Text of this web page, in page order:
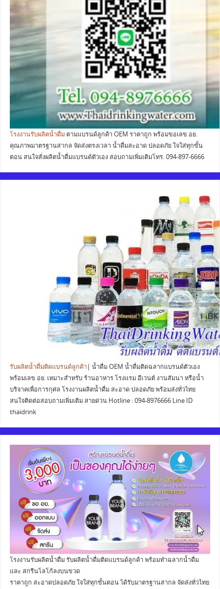
โรงงานรับผลิตน้ำดื่ม ตามแบรนด์ลูกค้า OEM ราคาถูก พร้อมขอเลข อย.
คุณภาพมาตรฐานสากล จัดส่งตรงเวลา น้ำดื่มสะอาด ปลอดภัย ใจใส่ทุกขั้น
ตอน สนใจสั่งผลิตน้ำดื่มแบรนด์ตัวเอง สอบถามเพิ่มเติมโทร. 094-897-6666
รับผลิตน้ำดื่มติดแบรนด์ลูกค้า | น้ำดื่ม OEM น้ำดื่มติดฉลากแบรนด์ตัวเอง
พร้อมเลข อย. เหมาะสำหรับ ร้านอาหาร โรงแรม อีเวนต์ งานสัมนา หรือน้ำ
บริจาคเพื่อการกุศล โรงงานผลิตน้ำดื่ม สะอาด ปลอดภัย พร้อมส่งทั่วไทย
สนใจติดต่อสอบถามเพิ่มเติม สายด่วน Hotline : 094-8976666 Line ID
thaidrink
โรงงานรับผลิตน้ำดื่ม รับผลิตน้ำดื่มติดแบรนด์ลูกค้า พร้อมทำฉลากน้ำดื่ม
และ สกรีนโลโก้ลงบนขวด
ราคาถูก สะอาดปลอดภัย ใจใส่ทุกขั้นตอน ได้รับมาตรฐานสากล จัดส่งทั่วไทย